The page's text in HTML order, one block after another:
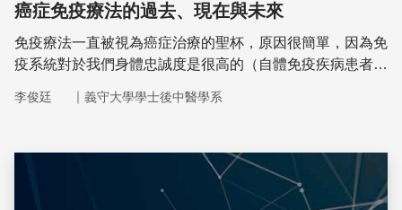
癌症免疫療法的過去、現在與未來
免疫療法一直被視為癌症治療的聖杯，原因很簡單，因為免
疫系統對於我們身體忠誠度是很高的（自體免疫疾病患者除
秀能力，能打擊外來的、異樣的東西。許多科學家認為，如
胞，那我們不就可以減少目前治療癌症時，常用的化療與放
射線治療對我們細胞通殺的情況嗎？因此癌症的免疫療法一
直以來都是很熱門的研究領域。
李俊廷 ｜ 義守大學學士後中醫學系
儲存